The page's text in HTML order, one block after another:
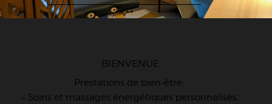
BIENVENUE
Prestations de bien-être:
– Soins et massages énergétiques personnalisés.